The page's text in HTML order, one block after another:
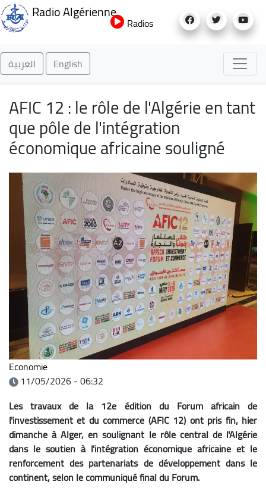
au
Radio Algérienne
Radios
العربية English
AFIC 12 : le rôle de l'Algérie en tant
que pôle de l'intégration
économique africaine souligné
Economie
11/05/2026 - 06:32
Les travaux de la 12e édition du Forum africain de
l'investissement et du commerce (AFIC 12) ont pris fin, hier
dimanche à Alger, en soulignant le rôle central de l'Algérie
dans le soutien à l'intégration économique africaine et le
renforcement des partenariats de développement dans le
continent, selon le communiqué final du Forum.